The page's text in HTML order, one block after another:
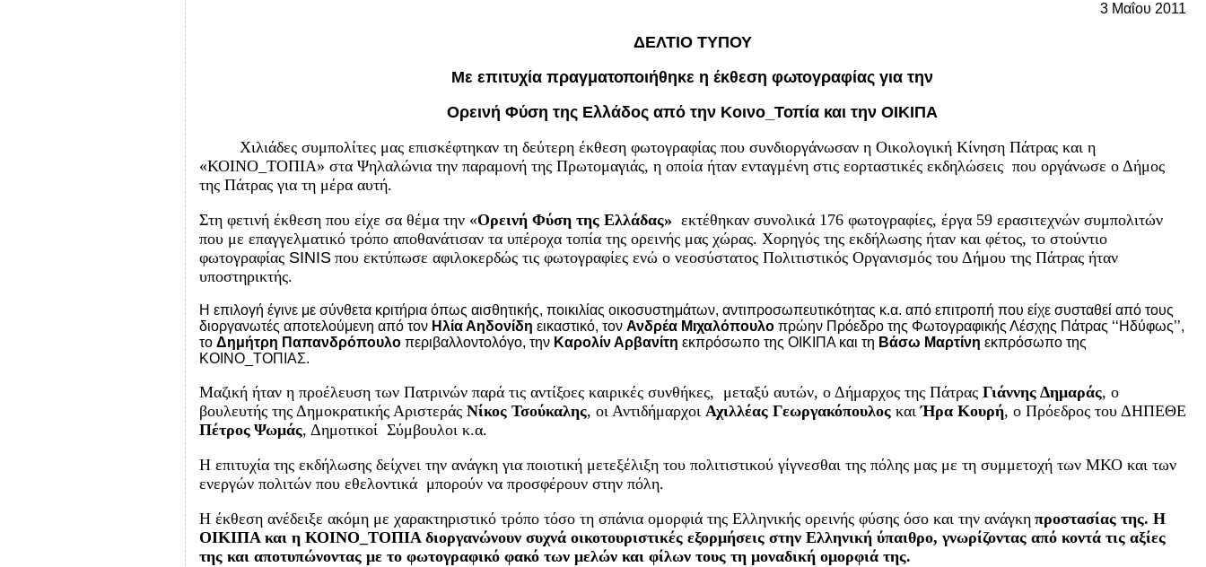
3 Μαΐου 2011
ΔΕΛΤΙΟ ΤΥΠΟΥ
Με επιτυχία πραγματοποιήθηκε η έκθεση φωτογραφίας για την
Ορεινή Φύση της Ελλάδος από την Κοινο_Τοπία και την ΟΙΚΙΠΑ
Χιλιάδες συμπολίτες μας επισκέφτηκαν τη δεύτερη έκθεση φωτογραφίας που συνδιοργάνωσαν η Οικολογική Κίνηση Πάτρας και η
«ΚΟΙΝΟ_ΤΟΠΙΑ» στα Ψηλαλώνια την παραμονή της Πρωτομαγιάς, η οποία ήταν ενταγμένη στις εορταστικές εκδηλώσεις που οργάνωσε ο Δήμος
της Πάτρας για τη μέρα αυτή.
Στη φετινή έκθεση που είχε σα θέμα την «Ορεινή Φύση της Ελλάδας» εκτέθηκαν συνολικά 176 φωτογραφίες, έργα 59 ερασιτεχνών συμπολιτών
που με επαγγελματικό τρόπο αποθανάτισαν τα υπέροχα τοπία της ορεινής μας χώρας. Χορηγός της εκδήλωσης ήταν και φέτος, το στούντιο
φωτογραφίας SINIS που εκτύπωσε αφιλοκερδώς τις φωτογραφίες ενώ ο νεοσύστατος Πολιτιστικός Οργανισμός του Δήμου της Πάτρας ήταν
υποστηρικτής.
Η επιλογή έγινε με σύνθετα κριτήρια όπως αισθητικής, ποικιλίας οικοσυστημάτων, αντιπροσωπευτικότητας κ.α. από επιτροπή που είχε συσταθεί από τους
διοργανωτές αποτελούμενη από τον Ηλία Αηδονίδη εικαστικό, τον Ανδρέα Μιχαλόπουλοπρώην Πρόεδρο της Φωτογραφικής Λέσχης Πάτρας ‘‘Ηδύφως’’,
το Δημήτρη Παπανδρόπουλοπεριβαλλοντολόγο, την Καρολίν Αρβανίτη εκπρόσωπο της ΟΙΚΙΠΑ και τη Βάσω Μαρτίνη εκπρόσωπο της
ΚΟΙΝΟ_ΤΟΠΙΑΣ.
Μαζική ήταν η προέλευση των Πατρινών παρά τις αντίξοες καιρικές συνθήκες, μεταξύ αυτών, ο Δήμαρχος της Πάτρας Γιάννης Δημαράς, ο
βουλευτής της Δημοκρατικής Αριστεράς Νίκος Τσούκαλης, οι Αντιδήμαρχοι Αχιλλέας Γεωργακόπουλος καιΉρα Κουρή, ο Πρόεδρος του ΔΗΠΕΘΕ
Πέτρος Ψωμάς, Δημοτικοί Σύμβουλοι κ.α.
Η επιτυχία της εκδήλωσης δείχνει την ανάγκη για ποιοτική μετεξέλιξη του πολιτιστικού γίγνεσθαι της πόλης μας με τη συμμετοχή των ΜΚΟ και των
ενεργών πολιτών που εθελοντικά μπορούν να προσφέρουν στην πόλη.
Η έκθεση ανέδειξε ακόμη με χαρακτηριστικό τρόπο τόσο τη σπάνια ομορφιά της Ελληνικής ορεινής φύσης όσο και την ανάγκη προστασίας της. Η
ΟΙΚΙΠΑ και η ΚΟΙΝΟ_ΤΟΠΙΑ διοργανώνουν συχνά οικοτουριστικές εξορμήσεις στην Ελληνική ύπαιθρο, γνωρίζοντας από κοντά τις αξίες
της και αποτυπώνοντας με το φωτογραφικό φακό των μελών και φίλων τους τη μοναδική ομορφιά της.